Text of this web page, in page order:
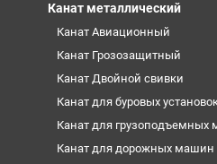
Канат металлический
Канат Авиационный
Канат Грозозащитный
Канат Двойной свивки
Канат для буровых
Канат для грузоподъемных
Канат для дорожных машин